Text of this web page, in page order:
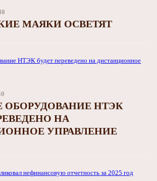
МАЯКИ ОСВЕТЯТ
ОБОРУДОВАНИЕ НТЭК
НА
УПРАВЛЕНИЕ